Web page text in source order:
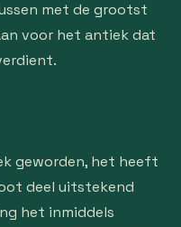
met de grootst
voor het antiek dat
geworden, het heeft
deel uitstekend
het inmiddels